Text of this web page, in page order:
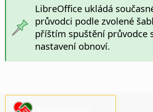
LibreOffice ukládá
průvodci podle zvolené
příštím spuštění průvodce
nastavení obnoví.